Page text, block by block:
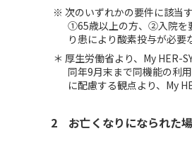
※ 次のいずれかの要件に該当
①65歳以上の方、②入院を
り患により酸素投与が必
＊ 厚生労働省より、My HER-
同年9月末まで同機能の利
に配慮する観点より、My
2 お亡くなりになられた